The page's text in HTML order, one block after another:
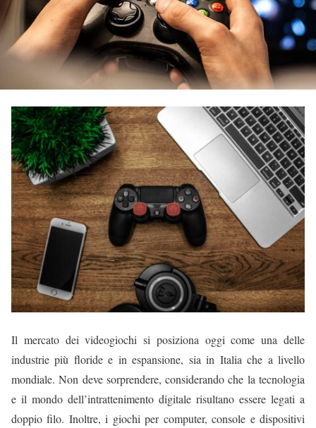
Il mercato dei videogiochi si posiziona oggi come una delle
industrie più floride e in espansione, sia in Italia che a livello
mondiale. Non deve sorprendere, considerando che la tecnologia
e il mondo dell’intrattenimento digitale risultano essere legati a
doppio filo. Inoltre, i giochi per computer, console e dispositivi